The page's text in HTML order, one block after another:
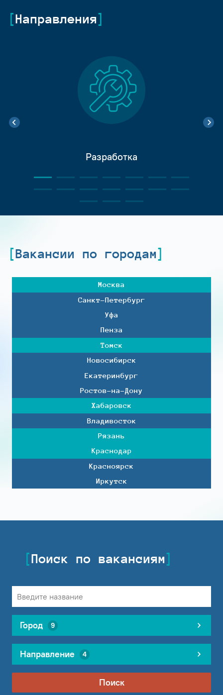
Направления
Разработка
Вакансии по городам
Москва
Санкт-Петербург
Уфа
Пенза
Томск
Новосибирск
Екатеринбург
Ростов-на-Дону
Хабаровск
Владивосток
Рязань
Краснодар
Красноярск
Иркутск
Поиск по вакансиям
Город 9
Направление 4
Поиск